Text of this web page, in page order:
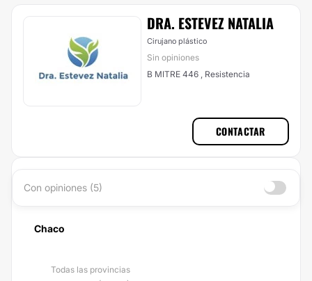
DRA. ESTEVEZ NATALIA
Cirujano plástico
Sin opiniones
B MITRE 446 , Resistencia
CONTACTAR
Con opiniones (5)
Chaco
Todas las provincias